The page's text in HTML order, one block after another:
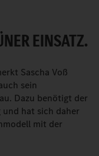
EINSATZ.
Sascha Voß
sein
Dazu benötigt der
hat sich daher
mit der